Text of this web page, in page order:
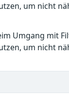
um nicht
Umgang mit
um nicht